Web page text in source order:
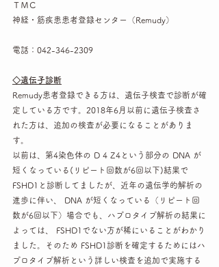
ＴＭＣ
神経・筋疾患患者登録センター（Remudy）
電話：042-346-2309
◇遺伝子診断
Remudy患者登録できる方は、遺伝子検査で診断が確
定している方です。2018年6月以前に遺伝子検査さ
れた方は、追加の検査が必要になることがありま
す。
以前は、第4染色体の D 4 Z4という部分の DNA が
短くなっている(リピート回数が6回以下)結果で
FSHD1と診断してましたが、近年の遺伝学的解析の
進歩に伴い、 DNA が短くなっている（リピート回
数が6回以下）場合でも、ハプロタイプ解析の結果に
よっては、 FSHD1でない方が稀にいることがわかり
ました。そのため FSHD1診断を確定するためにはハ
プロタイプ解析という詳しい検査を追加で実施する